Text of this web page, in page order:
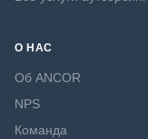
О НАС
Об ANCOR
NPS
Команда